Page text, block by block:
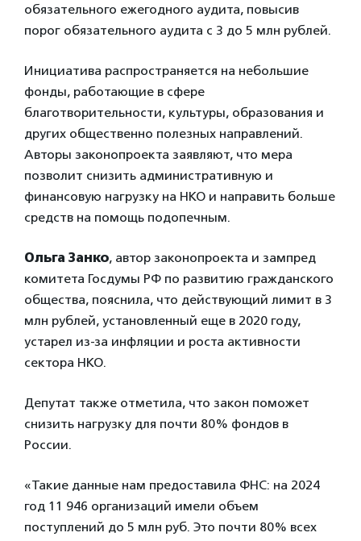
обязательного ежегодного аудита, повысив
порог обязательного аудита с 3 до 5 млн рублей.
Инициатива распространяется на небольшие
фонды, работающие в сфере
благотворительности, культуры, образования и
других общественно полезных направлений.
Авторы законопроекта заявляют, что мера
позволит снизить административную и
финансовую нагрузку на НКО и направить больше
средств на помощь подопечным.
Ольга Занко, автор законопроекта и зампред
комитета Госдумы РФ по развитию гражданского
общества, пояснила, что действующий лимит в 3
млн рублей, установленный еще в 2020 году,
устарел из-за инфляции и роста активности
сектора НКО.
Депутат также отметила, что закон поможет
снизить нагрузку для почти 80% фондов в
России.
«Такие данные нам предоставила ФНС: на 2024
год 11 946 организаций имели объем
поступлений до 5 млн руб. Это почти 80% всех